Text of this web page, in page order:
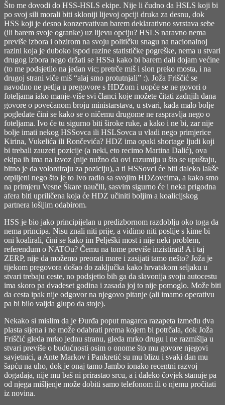
Što me dovodi do HSS-HSLS ekipe. Nije li čudno da HSLS koji bi
po svoj sili morali biti skloniji lijevoj opciji druka za desnu, dok
HSS koji je desno konzervativan barem deklarativno svrstava sebe
(ili barem svoje ogranke) uz lijevu opciju? HSLS naravno nema
previše izbora i obzirom na svoju političku snagu na nacionalnoj
razini koja je duboko ispod razine statističke pogreške, nema u stvari
drugog izbora nego držati se HSSa kako bi barem dali dojam većine
(to me podsjetilo na jedan vic; pretrče miš i slon preko mosta, i na
drugoj strani viče miš “alaj smo protutnjali” :). Joža Friščić se
navodno ne petlja u pregovore s HDZom i uopće se ne govori o
foteljama iako manje-više svi članci koje možete čitati zadnjih dana
govore o povećanom broju ministarstava, u stvari, kada malo bolje
pogledate čini se kako se o ničemu drugome ne raspravlja nego o
foteljama. Ivo će tu sigurno biti široke ruke, a kako i ne bi, zar nije
bolje imati nekog HSSovca ili HSLSovca u vladi nego primjerice
Kirina, Vukelića ili Rončevića? HDZ ima opaki shortage ljudi koji
bi trebali zauzeti pozicije (a neki, eto recimo Martina Dalić), ova
ekipa ih ima na izvoz (nije nužno da ovi razumiju u što se upuštaju,
bitno je da volontiraju za poziciju), a ti HSSovci će biti daleko lakše
otpiljeni nego što je to Ivo radio sa svojim HDZovcima, a kako smo
na primjeru Vesne Škare naučili, sasvim sigurno će i neka prigodna
afera biti upriličena koja će HDZ učiniti boljim a koalicijskog
partnera lošijim odabirom.
HSS je bio jako principijelan u predizbornom razdoblju oko toga da
nema principa. Nisu znali niti prije, a vidimo niti poslije s kime bi
oni koalirali, čini se kako im Pelješki most i nije neki problem,
referendum o NATOu? Čemu na tome previše inzistirati! A i taj
ZERP, nije da možemo preorati more i zasijati tamo nešto? Joža je
tijekom pregovora došao do zaključka kako hrvatskom seljaku u
stvari trebaju ceste, no podsjetio bih ga da slavonija svoju autocestu
ima skoro pa dvadeset godina i zasada joj to nije pomoglo. Može biti
da cesta ipak nije odgovor na njegovo pitanje (ali imamo operativu
pa bi bilo valjda glupo da stoje).
Nekako si mislim da je Đurđa poput magarca razapeta između dva
plasta sijena i ne može odabrati prema kojem bi potrčala, dok Joža
Friščić gleda mrko jednu stranu, gleda mrko drugu i ne razmišlja u
stvari previše o budućnosti osim o onome što mu govore njegovi
savjetnici, a Ante Markov i Pankretić su mu blizu i svaki dan mu
šapću na uho, dok je onaj tamo Jambo ionako recentni razvoj
događaja, nije mu baš ni prirastao srcu, a i daleko čovjek stanuje pa
od njega mišljenje može dobiti samo telefonom ili o njemu pročitati
iz novina.